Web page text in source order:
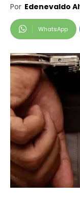
Por Edenevaldo
WhatsApp